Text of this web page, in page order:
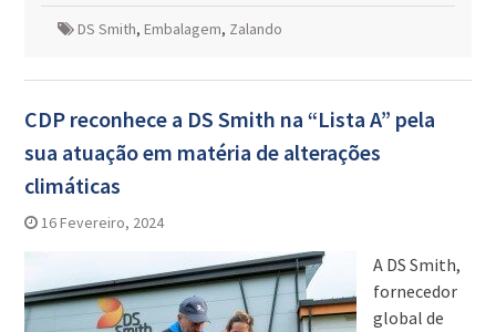
DS Smith, Embalagem, Zalando
CDP reconhece a DS Smith na “Lista A” pela
sua atuação em matéria de alterações
climáticas
16 Fevereiro, 2024
A DS Smith,
fornecedor
global de